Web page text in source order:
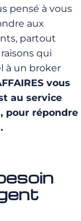
pensé à vous
aux
partout
qui
à un broker
vous
au service
pour répondre